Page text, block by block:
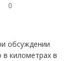
0
обсуждении
в километрах в